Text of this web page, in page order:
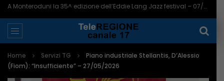
A Monteroduni la 35^ edizione dell’Eddie Lang Jazz festival – 07/08/2026
Home Servizi TG
Piano industriale Stellantis, D’Alessio
(Fiom): “Insufficiente” – 27/05/2026